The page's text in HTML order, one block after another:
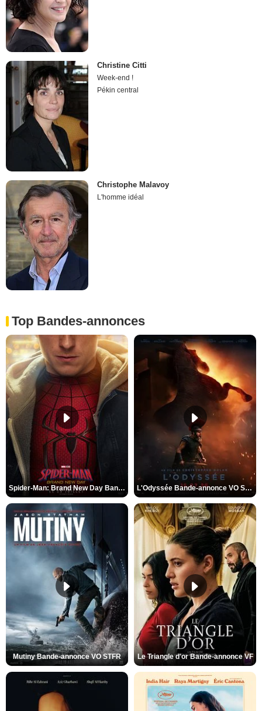
Christine Citti
Week-end !
Pékin central
Christophe Malavoy
L'homme idéal
Top Bandes-annonces
Spider-Man: Brand New Day Bande-annonce VO STFR L'Odyssée Bande-annonce VO STFR
Mutiny Bande-annonce VO STFR Le Triangle d'or Bande-annonce VF